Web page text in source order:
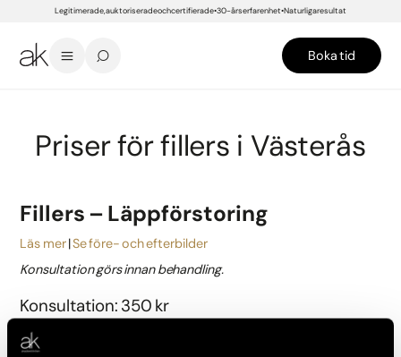
Legitimerade, auktoriserade och certifierade 30-års erfarenhet Naturliga resultat
Boka tid
Priser för fillers i Västerås
Fillers – Läppförstoring
Läs mer Se före- och efterbilder
Konsultation görs innan behandling.
Konsultation: 350 kr
Behandling från: 3 500 kr